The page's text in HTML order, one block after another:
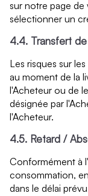
sur notre page de
sélectionner un
4.4. Transfert
Les risques sur
au moment de la
l'Acheteur ou de
désignée par
l'Acheteur.
4.5. Retard /
Conformément à
consommation,
dans le délai